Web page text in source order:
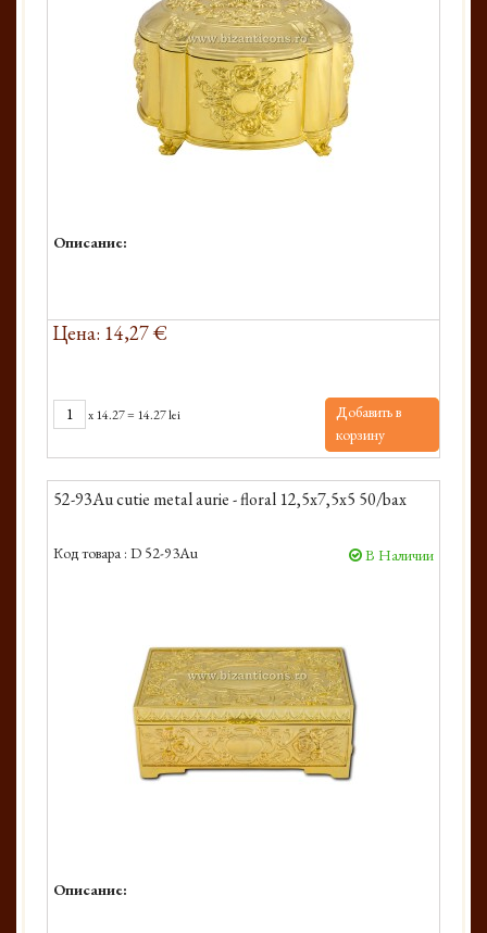
Описание:
Цена: 14,27 €
x14.27= 14.27 lei
Добавить в
корзину
52-93Au cutie metal aurie - floral 12,5x7,5x5 50/bax
Код товара : D 52-93Au В Наличии
Описание: